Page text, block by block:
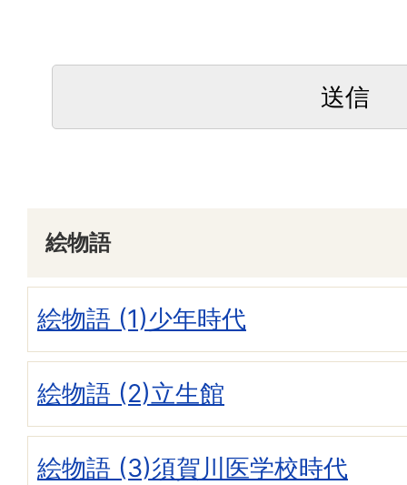
絵物語
絵物語 (1)少年時代
絵物語 (2)立生館
絵物語 (3)須賀川医学校時代